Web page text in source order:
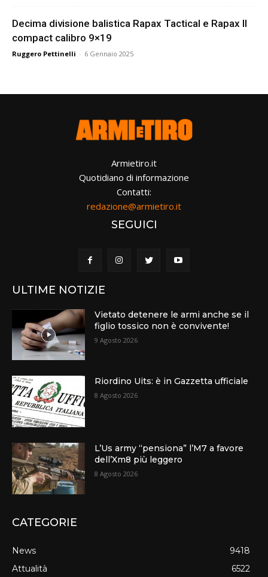
Decima divisione balistica Rapax Tactical e Rapax II
compact calibro 9×19
Ruggero Pettinelli - 6 Gennaio 2025
Armietiro.it
Quotidiano di informazione
Contatti:
redazione@armietiro.it
SEGUICI
ULTIME NOTIZIE
Vietato detenere le armi anche se il
figlio tossico non è convivente!
9 Agosto 2026
Riordino Uits: è in Gazzetta ufficiale
8 Agosto 2026
L’Us army “pensiona” l’M7 a favore
dell’Xm8 più leggero
8 Agosto 2026
CATEGORIE
News
9418
Attualità
6522